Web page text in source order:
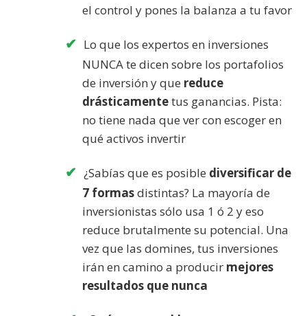
el control y pones la balanza a tu favor
Lo que los expertos en inversiones
NUNCA te dicen sobre los portafolios
de inversión y que reduce
drásticamentetus ganancias. Pista:
no tiene nada que ver con escoger en
qué activos invertir
¿Sabías que es posible diversificar de
7 formasdistintas? La mayoría de
inversionistas sólo usa 1 ó 2 y eso
reduce brutalmente su potencial. Una
vez que las domines, tus inversiones
irán en camino a producir mejores
resultados que nunca